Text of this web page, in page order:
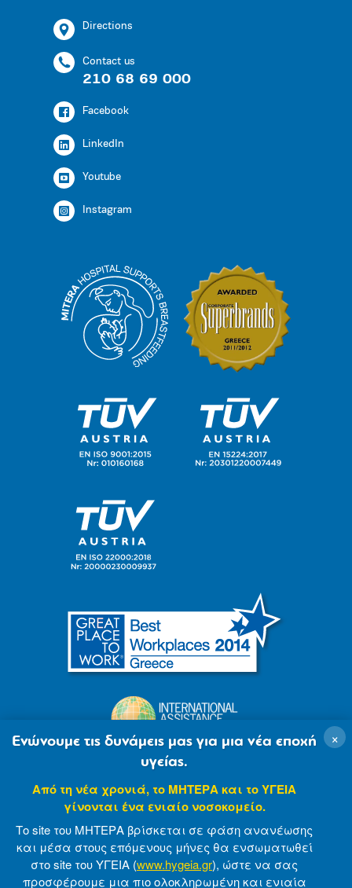
Directions
Contact us
210 68 69 000
Facebook
LinkedIn
Youtube
Instagram
© 2007-2021 MITERA S.A Privacy Policy
×
Ενώνουμε τις δυνάμεις μας για μια νέα εποχή
υγείας.
Από τη νέα χρονιά, το ΜΗΤΕΡΑ και το ΥΓΕΙΑ
γίνονται ένα ενιαίο νοσοκομείο.
Το site του ΜΗΤΕΡΑ βρίσκεται σε φάση ανανέωσης
και μέσα στους επόμενους μήνες θα ενσωματωθεί
στο site του ΥΓΕΙΑ (www.hygeia.gr), ώστε να σας
προσφέρουμε μια πιο ολοκληρωμένη και ενιαία